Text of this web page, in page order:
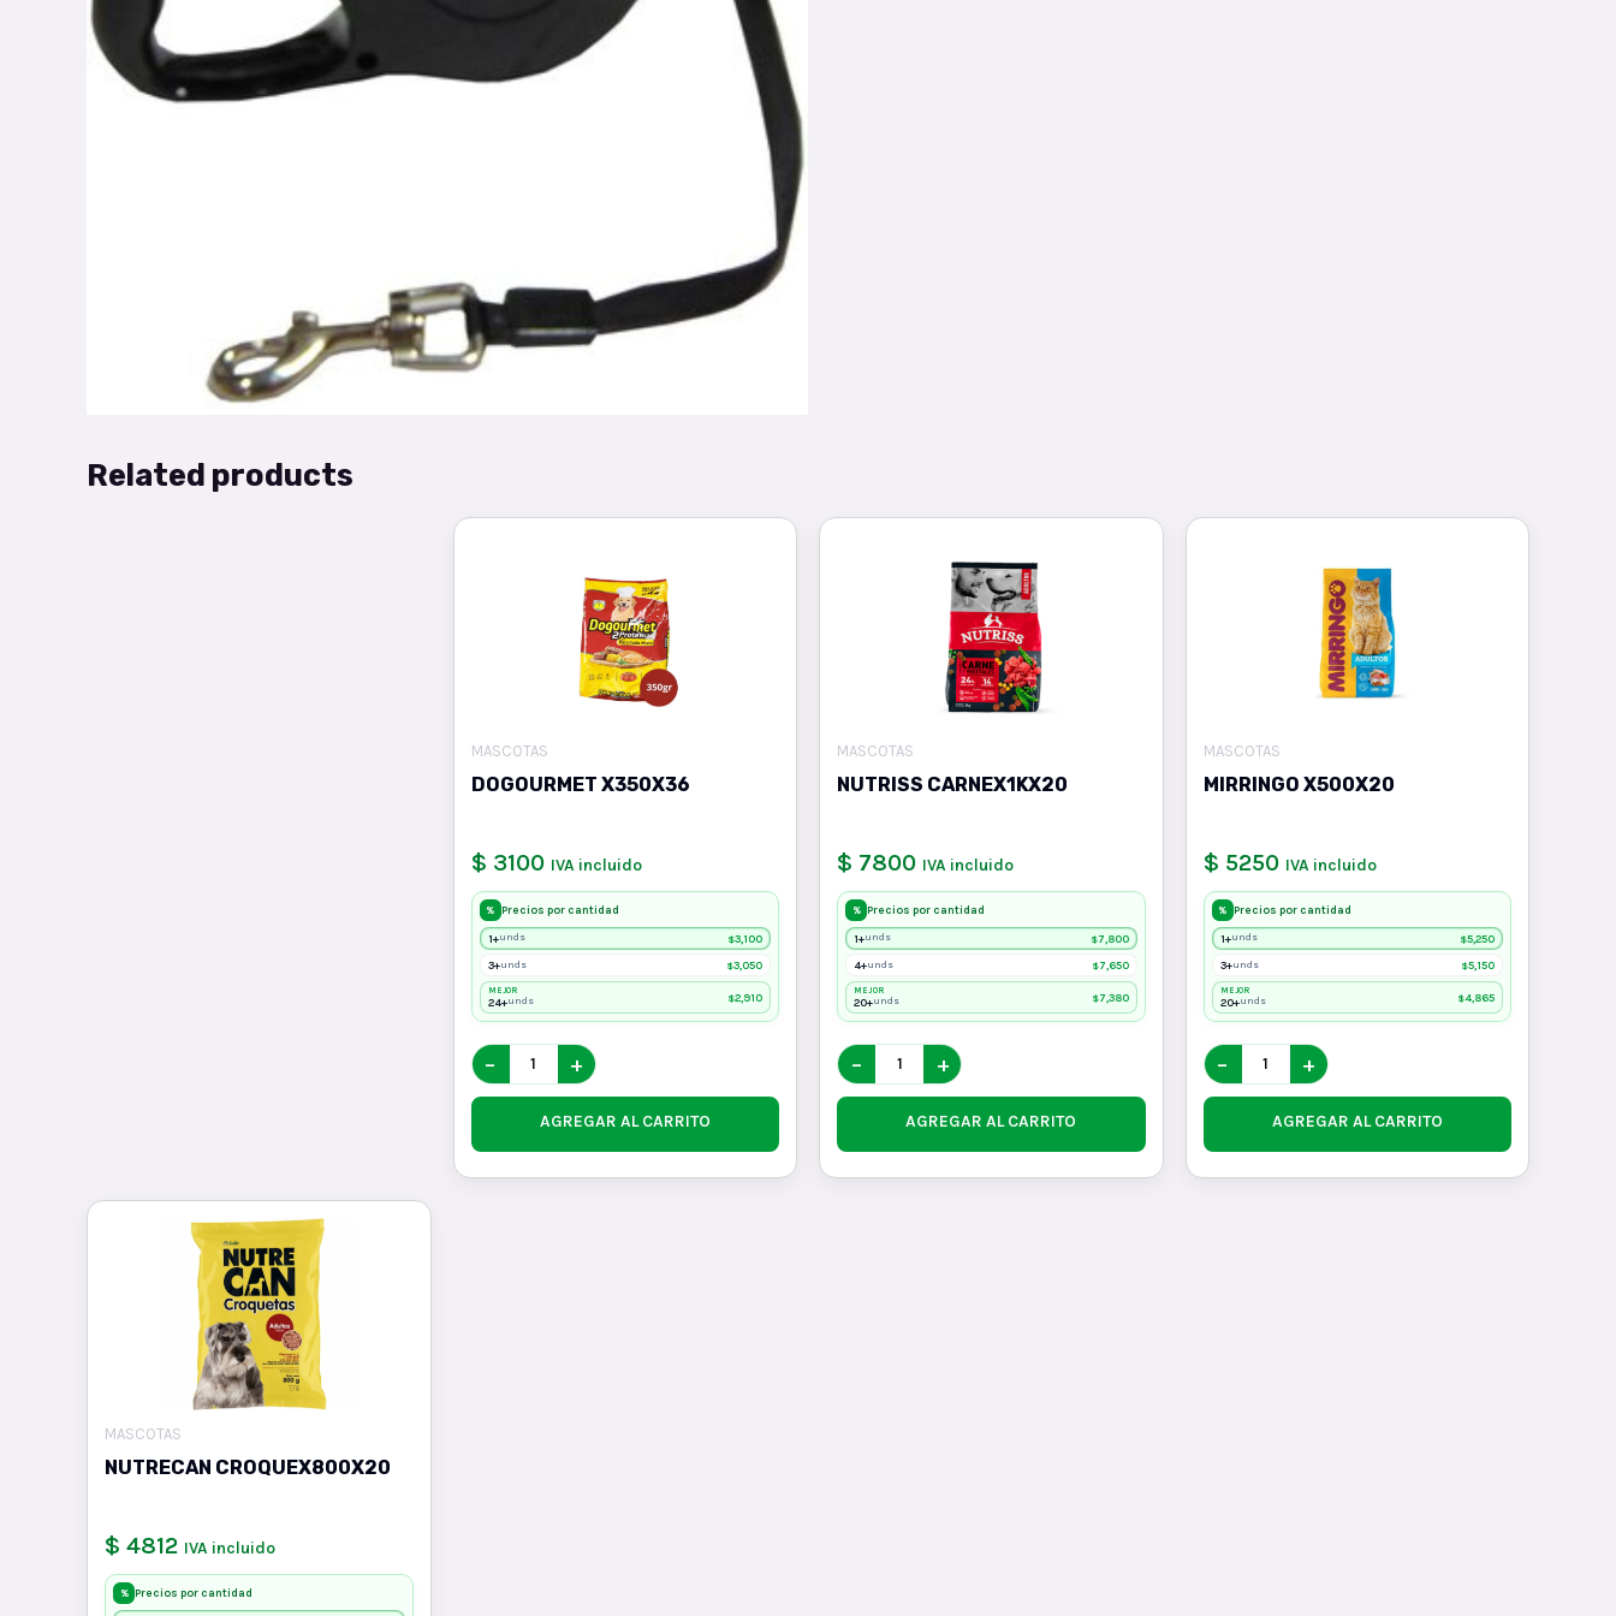
Related products
MASCOTAS
DOGOURMET X350X36
$ 3100 IVA incluido
% Precios por cantidad
1+unds $3,100
3+unds $3,050
MEJOR
24+unds $2,910
− +
AGREGAR AL CARRITO
MASCOTAS
NUTRISS CARNEX1KX20
$ 7800 IVA incluido
% Precios por cantidad
1+unds $7,800
4+unds $7,650
MEJOR
20+unds $7,380
− +
AGREGAR AL CARRITO
MASCOTAS
MIRRINGO X500X20
$ 5250 IVA incluido
% Precios por cantidad
1+unds $5,250
3+unds $5,150
MEJOR
20+unds $4,865
− +
AGREGAR AL CARRITO
MASCOTAS
NUTRECAN CROQUEX800X20
$ 4812 IVA incluido
% Precios por cantidad